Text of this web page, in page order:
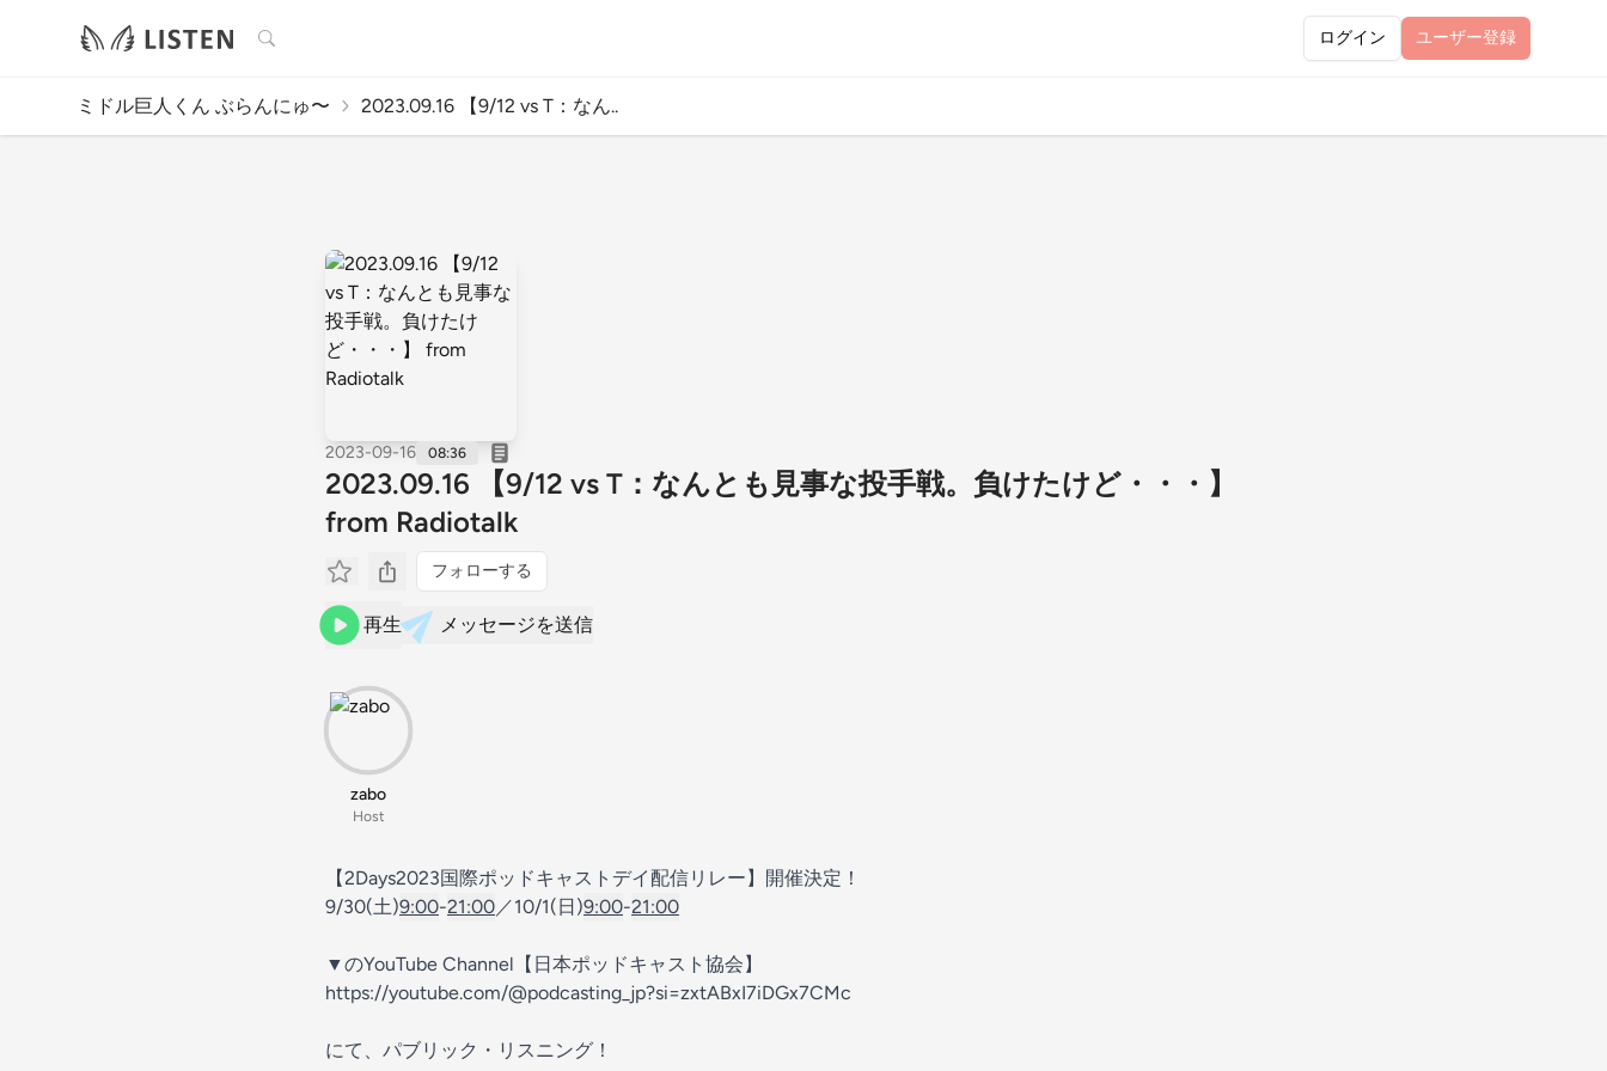
検索 ログイン ユーザー登録
ミドル巨人くん ぶらんにゅ〜 2023.09.16 【9/12 vs T：なん..
2023-09-16 08:36
2023.09.16 【9/12 vs T：なんとも見事な投手戦。負けたけど・・・】
from Radiotalk
フォローする
再生 メッセージを送信
zabo
Host
【2Days2023国際ポッドキャストデイ配信リレー】開催決定！
9/30(土)9:00-21:00／10/1(日)9:00-21:00
▼のYouTube Channel【日本ポッドキャスト協会】
https://youtube.com/@podcasting_jp?si=zxtABxI7iDGx7CMc
にて、パブリック・リスニング！